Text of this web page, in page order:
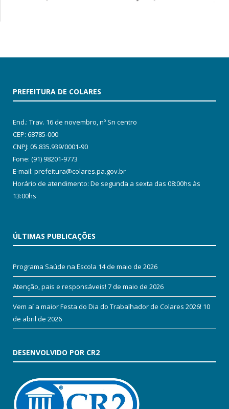
PREFEITURA DE COLARES
End.: Trav. 16 de novembro, nº Sn centro
CEP: 68785-000
CNPJ: 05.835.939/0001-90
Fone: (91) 98201-9773
E-mail: prefeitura@colares.pa.gov.br
Horário de atendimento: De segunda a sexta das 08:00hs às
13:00hs
ÚLTIMAS PUBLICAÇÕES
Programa Saúde na Escola 14 de maio de 2026
Atenção, pais e responsáveis! 7 de maio de 2026
Vem aí a maior Festa do Dia do Trabalhador de Colares 2026! 10
de abril de 2026
DESENVOLVIDO POR CR2